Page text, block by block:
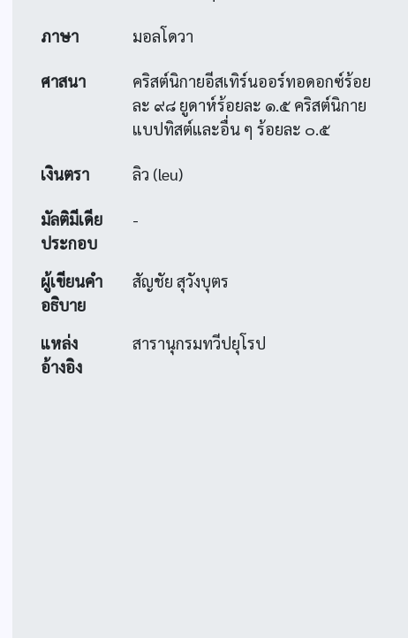
ภาษา มอลโดวา
ศาสนา
คริสต์นิกายอีสเทิร์นออร์ทอดอกซ์ร้อย
ละ ๙๘ ยูดาห์ร้อยละ ๑.๕ คริสต์นิกาย
แบปทิสต์และอื่น ๆ ร้อยละ ๐.๕
เงินตรา ลิว (leu)
มัลติมีเดีย
ประกอบ
-
ผู้เขียนคำ
อธิบาย
สัญชัย สุวังบุตร
แหล่ง
อ้างอิง
สารานุกรมทวีปยุโรป